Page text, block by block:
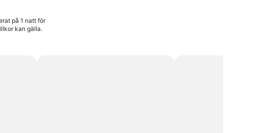
på 1 natt för
kan gälla.